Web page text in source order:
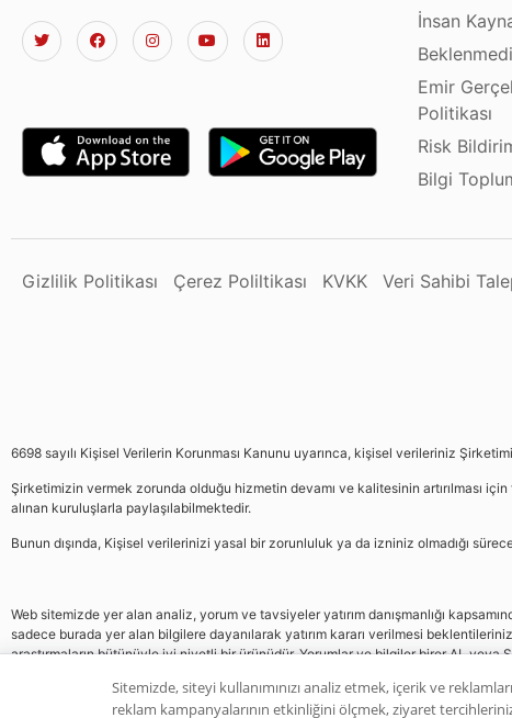
İnsan
Emir
Politikası
Risk
Bilgi
Gizlilik Politikası Çerez Poliltikası KVKK Veri Sahibi
6698 sayılı Kişisel Verilerin Korunması Kanunu uyarınca, kişisel verileriniz
Şirketimizin vermek zorunda olduğu hizmetin devamı ve kalitesinin artırılması
alınan kuruluşlarla paylaşılabilmektedir.
Bunun dışında, Kişisel verilerinizi yasal bir zorunluluk ya da izniniz olmadığı
Web sitemizde yer alan analiz, yorum ve tavsiyeler yatırım danışmanlığı
sadece burada yer alan bilgilere dayanılarak yatırım kararı verilmesi
araştırmaların bütünüyle iyi niyetli bir ürünüdür. Yorumlar ve bilgiler birer AL veya
Sitemizde, siteyi kullanımınızı analiz etmek, içerik ve
reklam kampanyalarının etkinliğini ölçmek, ziyaret